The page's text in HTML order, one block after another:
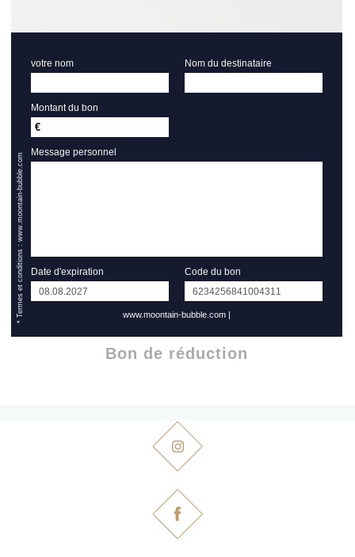
votre nom Nom du destinataire
Montant du bon
€
Message personnel
Date d'expiration Code du bon
www.moontain-bubble.com
* Termes et conditions : www.moontain-bubble.com
Bon de réduction